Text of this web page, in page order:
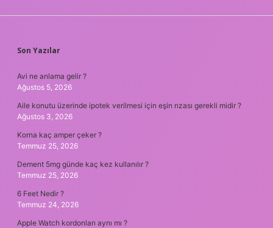
SIDEBAR
Son Yazılar
Avi ne anlama gelir ?
Ağustos 5, 2026
Aile konutu üzerinde ipotek verilmesi için eşin rızası gerekli midir ?
Ağustos 3, 2026
Korna kaç amper çeker ?
Temmuz 25, 2026
Dement 5mg günde kaç kez kullanılır ?
Temmuz 25, 2026
6 Feet Nedir ?
Temmuz 24, 2026
Apple Watch kordonları aynı mı ?